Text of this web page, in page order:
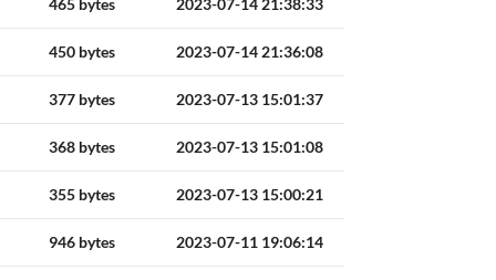
465 bytes 2023-07-14 21:38:33
450 bytes 2023-07-14 21:36:08
377 bytes 2023-07-13 15:01:37
368 bytes 2023-07-13 15:01:08
355 bytes 2023-07-13 15:00:21
946 bytes 2023-07-11 19:06:14